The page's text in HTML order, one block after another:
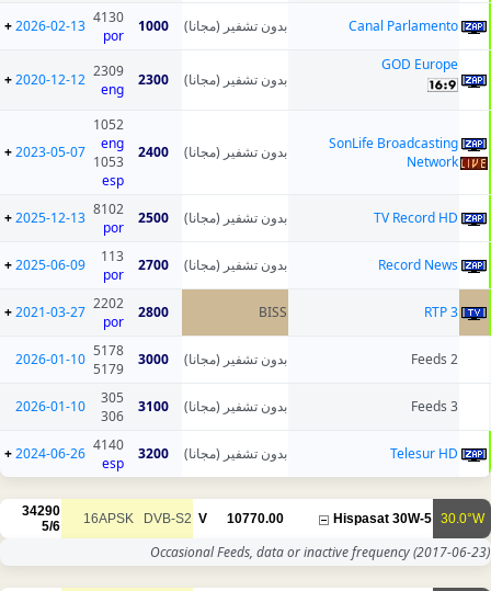
بدون تشفير (مجانا)
por
2026-02-13
+
بدون تشفير (مجانا)
eng
2020-12-12
+
بدون تشفير (مجانا)
1053
2023-05-07
+
بدون تشفير (مجانا)
por
2025-12-13
+
بدون تشفير (مجانا)
por
2025-06-09
+
BISS
2202
por
+
بدون تشفير (مجانا)
5179
2026-01-10
بدون تشفير (مجانا)
306
2026-01-10
بدون تشفير (مجانا)
esp
2024-06-26
+
10770.00
V
DVB-S2
16APSK
34290
5/6
Occasional Feeds, data or